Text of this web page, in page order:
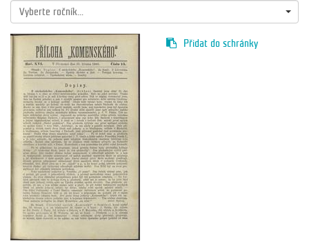
Vyberte ročník...
Přidat do schránky